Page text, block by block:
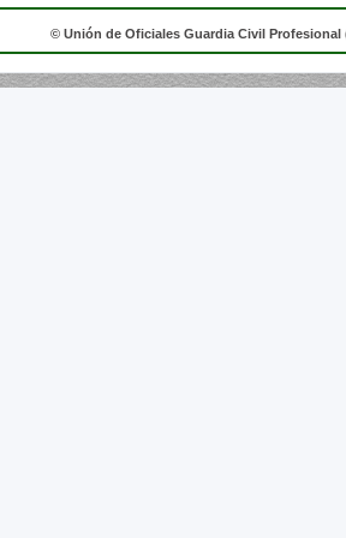
© Unión de Oficiales Guardia Civil Profesional